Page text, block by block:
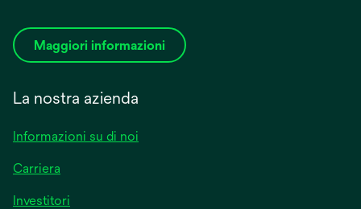
Maggiori informazioni
La nostra azienda
Informazioni su di noi
Carriera
Investitori